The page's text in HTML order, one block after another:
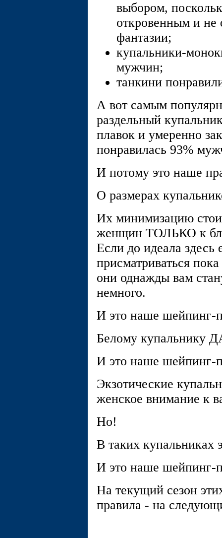
выбором,
откровенным и не
фантазии;
купальники-
мужчин;
танкини
А вот самым
раздельный
плавок и умеренно
понравилась 93%
И потому это наше
О размерах
Их минимизацию
женщин ТОЛЬКО к
Если до идеала
присматриваться
они однажды вам
немного.
И это наше шейпинг-
Белому купальнику
И это наше шейпинг-
Экзотические
женское внимание к
Но!
В таких купальниках
И это наше шейпинг-
На текущий сезон
правила - на